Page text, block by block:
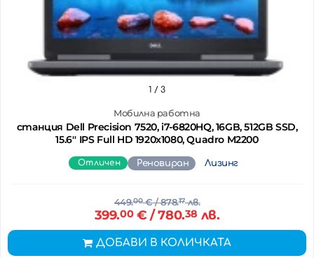
Мобилна работна
станция Dell Precision 7520, i7-6820HQ, 16GB, 512GB SSD,
15.6'' IPS Full HD 1920x1080, Quadro M2200
1 / 3
Отличен Реновиран Лизинг
449.00€/ 878.17лв.
399.00€ / 780.38 лв.
ДОБАВИ В КОЛИЧКАТА